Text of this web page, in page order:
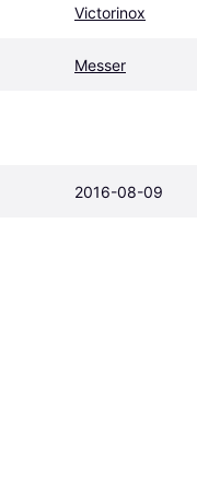
Victorinox
Messer
2016-08-09